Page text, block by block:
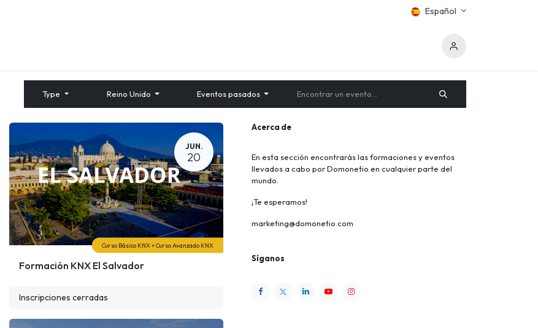
Español
Type Reino Unido Eventos pasados
JUN.
20
Curso Básico KNX + Curso Avanzado KNX
Formación KNX El Salvador
Inscripciones cerradas
Acerca de
En esta sección encontrarás las formaciones y eventos
llevados a cabo por Domonetio en cualquier parte del
mundo.
¡Te esperamos!
marketing@domonetio.com
Síganos